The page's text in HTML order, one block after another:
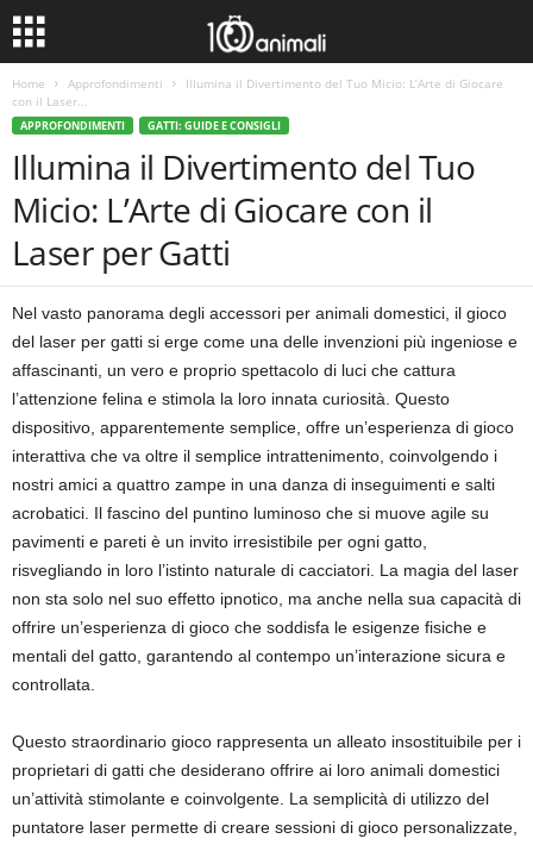
Home Approfondimenti
Illumina il Divertimento del Tuo Micio: L’Arte di Giocare
con il Laser...
APPROFONDIMENTI GATTI: GUIDE E CONSIGLI
Illumina il Divertimento del Tuo
Micio: L’Arte di Giocare con il
Laser per Gatti
Nel vasto panorama degli accessori per animali domestici, il gioco
del laser per gatti si erge come una delle invenzioni più ingeniose e
affascinanti, un vero e proprio spettacolo di luci che cattura
l’attenzione felina e stimola la loro innata curiosità. Questo
dispositivo, apparentemente semplice, offre un’esperienza di gioco
interattiva che va oltre il semplice intrattenimento, coinvolgendo i
nostri amici a quattro zampe in una danza di inseguimenti e salti
acrobatici. Il fascino del puntino luminoso che si muove agile su
pavimenti e pareti è un invito irresistibile per ogni gatto,
risvegliando in loro l’istinto naturale di cacciatori. La magia del laser
non sta solo nel suo effetto ipnotico, ma anche nella sua capacità di
offrire un’esperienza di gioco che soddisfa le esigenze fisiche e
mentali del gatto, garantendo al contempo un’interazione sicura e
controllata.
Questo straordinario gioco rappresenta un alleato insostituibile per i
proprietari di gatti che desiderano offrire ai loro animali domestici
un’attività stimolante e coinvolgente. La semplicità di utilizzo del
puntatore laser permette di creare sessioni di gioco personalizzate,